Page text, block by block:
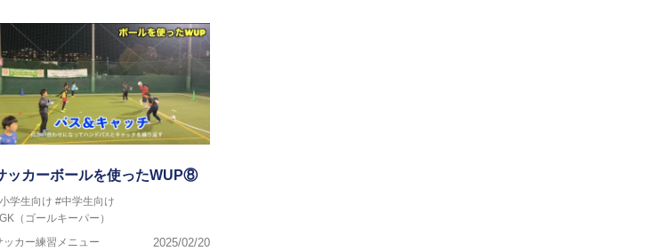
ッカーボールを使ったWUP⑧
学生向け #中学生向け
（ゴールキーパー）
ッカー練習メニュー
2025/02/20